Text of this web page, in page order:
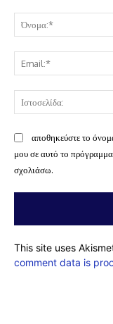
αποθηκεύστε το
μου σε αυτό το
σχολιάσω.
This site uses
comment data is